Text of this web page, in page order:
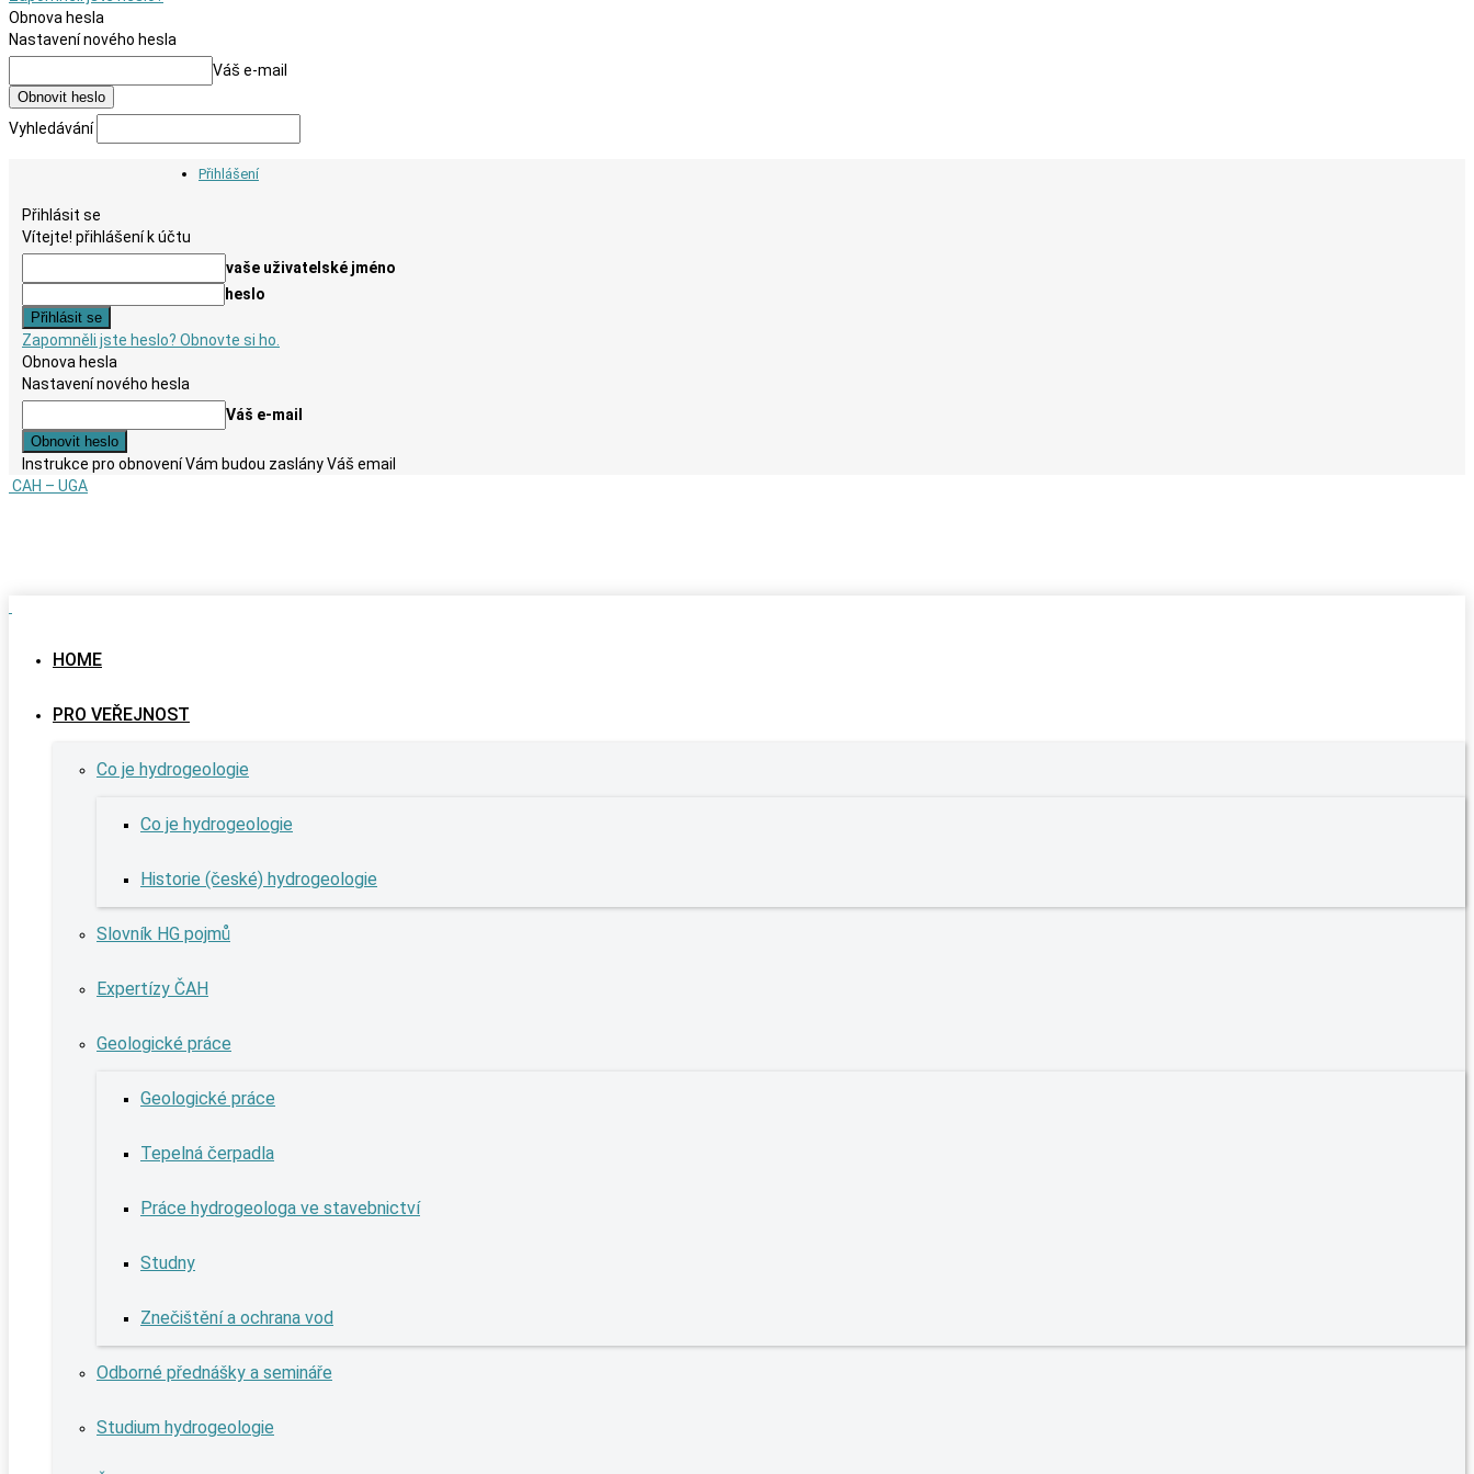
Obnova hesla
Nastavení nového hesla
Váš e-mail
Vyhledávání
Přihlášení
Přihlásit se
Vítejte! přihlášení k účtu
vaše uživatelské jméno
heslo
Zapomněli jste heslo? Obnovte si ho.
Obnova hesla
Nastavení nového hesla
Váš e-mail
Instrukce pro obnovení Vám budou zaslány Váš email
CAH – UGA
HOME
PRO VEŘEJNOST
Co je hydrogeologie
Co je hydrogeologie
Historie (české) hydrogeologie
Slovník HG pojmů
Expertízy ČAH
Geologické práce
Geologické práce
Tepelná čerpadla
Práce hydrogeologa ve stavebnictví
Studny
Znečištění a ochrana vod
Odborné přednášky a semináře
Studium hydrogeologie